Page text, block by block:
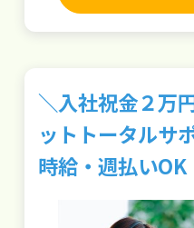
＼入社祝金２万
ットトータルサ
時給・週払いOK